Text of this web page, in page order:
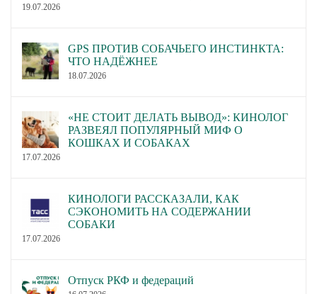
19.07.2026
GPS ПРОТИВ СОБАЧЬЕГО ИНСТИНКТА:
ЧТО НАДЁЖНЕЕ
18.07.2026
«НЕ СТОИТ ДЕЛАТЬ ВЫВОД»: КИНОЛОГ
РАЗВЕЯЛ ПОПУЛЯРНЫЙ МИФ О
КОШКАХ И СОБАКАХ
17.07.2026
КИНОЛОГИ РАССКАЗАЛИ, КАК
СЭКОНОМИТЬ НА СОДЕРЖАНИИ
СОБАКИ
17.07.2026
Отпуск РКФ и федераций